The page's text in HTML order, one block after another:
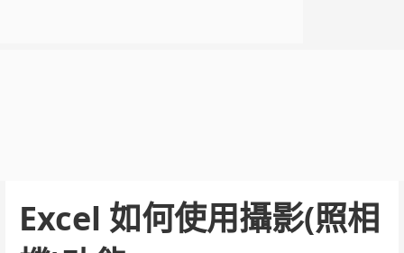
Excel 如何使用攝影(照相